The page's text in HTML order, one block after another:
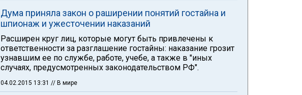
Дума приняла закон о раширении понятий гостайна и
шпионаж и ужесточении наказаний
Расширен круг лиц, которые могут быть привлечены к
ответственности за разглашение гостайны: наказание грозит
узнавшим ее по службе, работе, учебе, а также в "иных
случаях, предусмотренных законодательством РФ".
04.02.2015 13:31 // В мире